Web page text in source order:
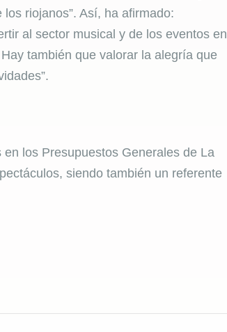
riojanos”. Así, ha afirmado:
al sector musical y de los eventos en
también que valorar la alegría que
los Presupuestos Generales de La
siendo también un referente